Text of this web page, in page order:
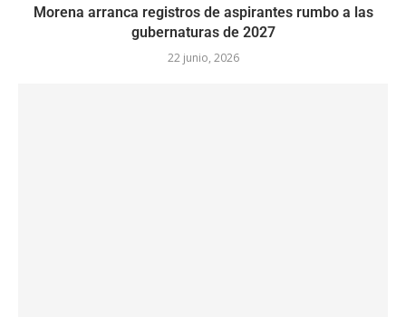
Morena arranca registros de aspirantes rumbo a las
gubernaturas de 2027
22 junio, 2026